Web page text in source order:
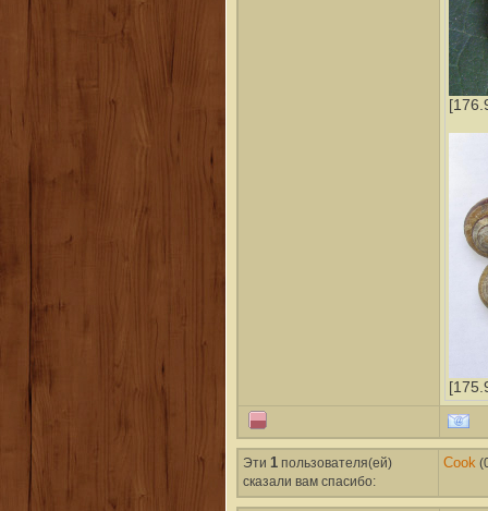
Эти 1пользователя(ей)
сказали вам cпасибо:
Cook